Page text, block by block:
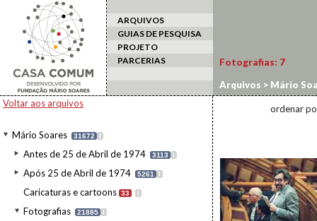
ARQUIVOS
GUIAS DE PESQUISA
PROJETO
PARCERIAS
Voltar aos arquivos
Mário Soares 31672 I
Antes de 25 de Abril de 1974 3113 I
Após 25 de Abril de 1974 5261 I
Caricaturas e cartoons 33 I
Fotografias 21885 I
Fotografias: 7
Arquivos > Mário
Estado a Portugal>
ordenar